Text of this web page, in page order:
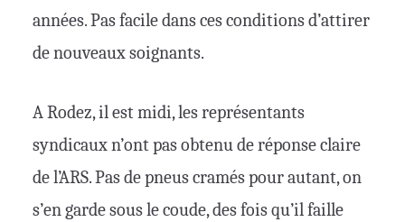
années. Pas facile dans ces conditions d’attirer
de nouveaux soignants.
A Rodez, il est midi, les représentants
syndicaux n’ont pas obtenu de réponse claire
de l’ARS. Pas de pneus cramés pour autant, on
s’en garde sous le coude, des fois qu’il faille